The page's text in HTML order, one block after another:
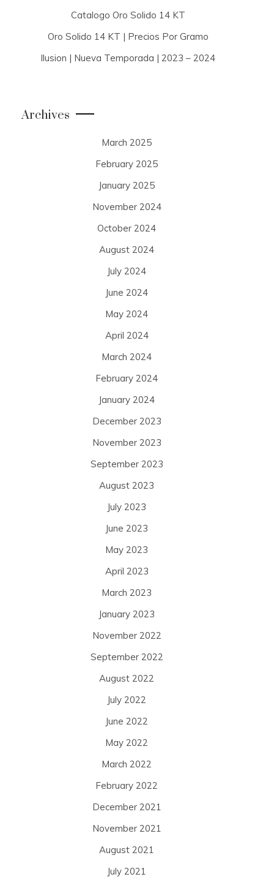
Catalogo Oro Solido 14 KT
Oro Solido 14 KT | Precios Por Gramo
Ilusion | Nueva Temporada | 2023 – 2024
Archives
March 2025
February 2025
January 2025
November 2024
October 2024
August 2024
July 2024
June 2024
May 2024
April 2024
March 2024
February 2024
January 2024
December 2023
November 2023
September 2023
August 2023
July 2023
June 2023
May 2023
April 2023
March 2023
January 2023
November 2022
September 2022
August 2022
July 2022
June 2022
May 2022
March 2022
February 2022
December 2021
November 2021
August 2021
July 2021